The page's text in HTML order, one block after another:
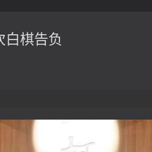
棋告负